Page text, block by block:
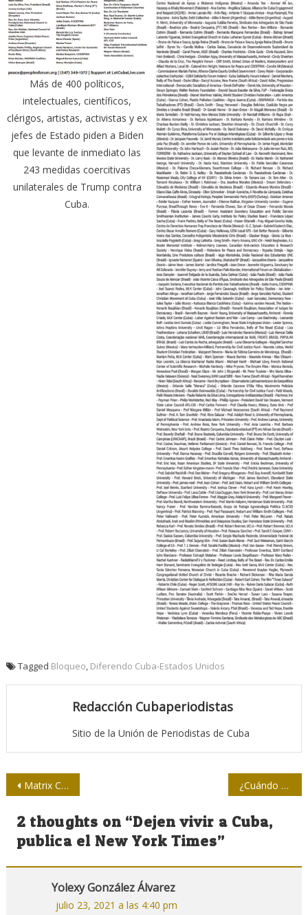
Más de 400 políticos,
intelectuales, científicos,
clérigos, artistas, activistas y ex
jefes de Estado piden a Biden
que levante de inmediato las
243 medidas coercitivas
unilaterales de Trump contra
Cuba.
Tagged Bloqueo Diferendo Cuba-Estados Unidos
Redacción Cubaperiodistas
Sitio de la Unión de Periodistas de Cuba
Navegación
de
entradas
Matrix Cuba ¿Cuándo empezaron y qué pretenden los ciberataques contra Cuba?
2 thoughts on “Dejen vivir a Cuba,
publica el New York Times”
Yolexy González Álvarez
julio 23, 2021 a las 4:40 pm